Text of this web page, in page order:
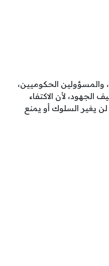
والمسؤولين الحكوميين،
لأن الاكتفاء
لن يغير السلوك أو يمنع